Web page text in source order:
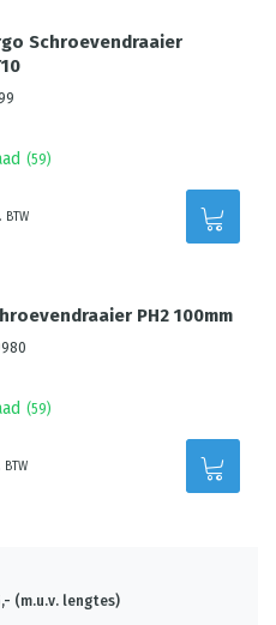
Schroevendraaier
(59)
BTW
PH2 100mm
(59)
BTW
(m.u.v. lengtes)